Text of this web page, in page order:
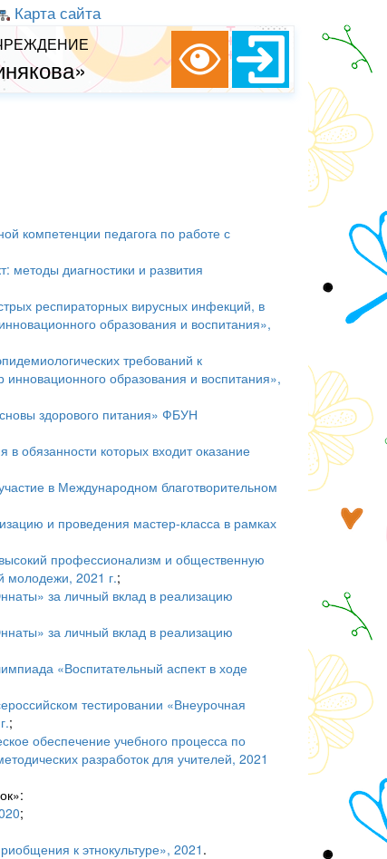
Карта сайта
компетенции педагога по работе с
диагностики и развития
респираторных вирусных инфекций, в
образования и воспитания»,
требований к
образования и воспитания»,
здорового питания» ФБУН
обязанности которых входит оказание
в Международном благотворительном
и проведения мастер-класса в рамках
профессионализм и общественную
молодежи, 2021 г.;
за личный вклад в реализацию
за личный вклад в реализацию
«Воспитательный аспект в ходе
тестировании «Внеурочная
;
обеспечение учебного процесса по
разработок для учителей, 2021
;
к этнокультуре», 2021.